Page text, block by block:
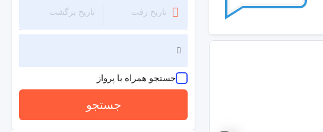
جستجو همراه با پرواز
جستجو